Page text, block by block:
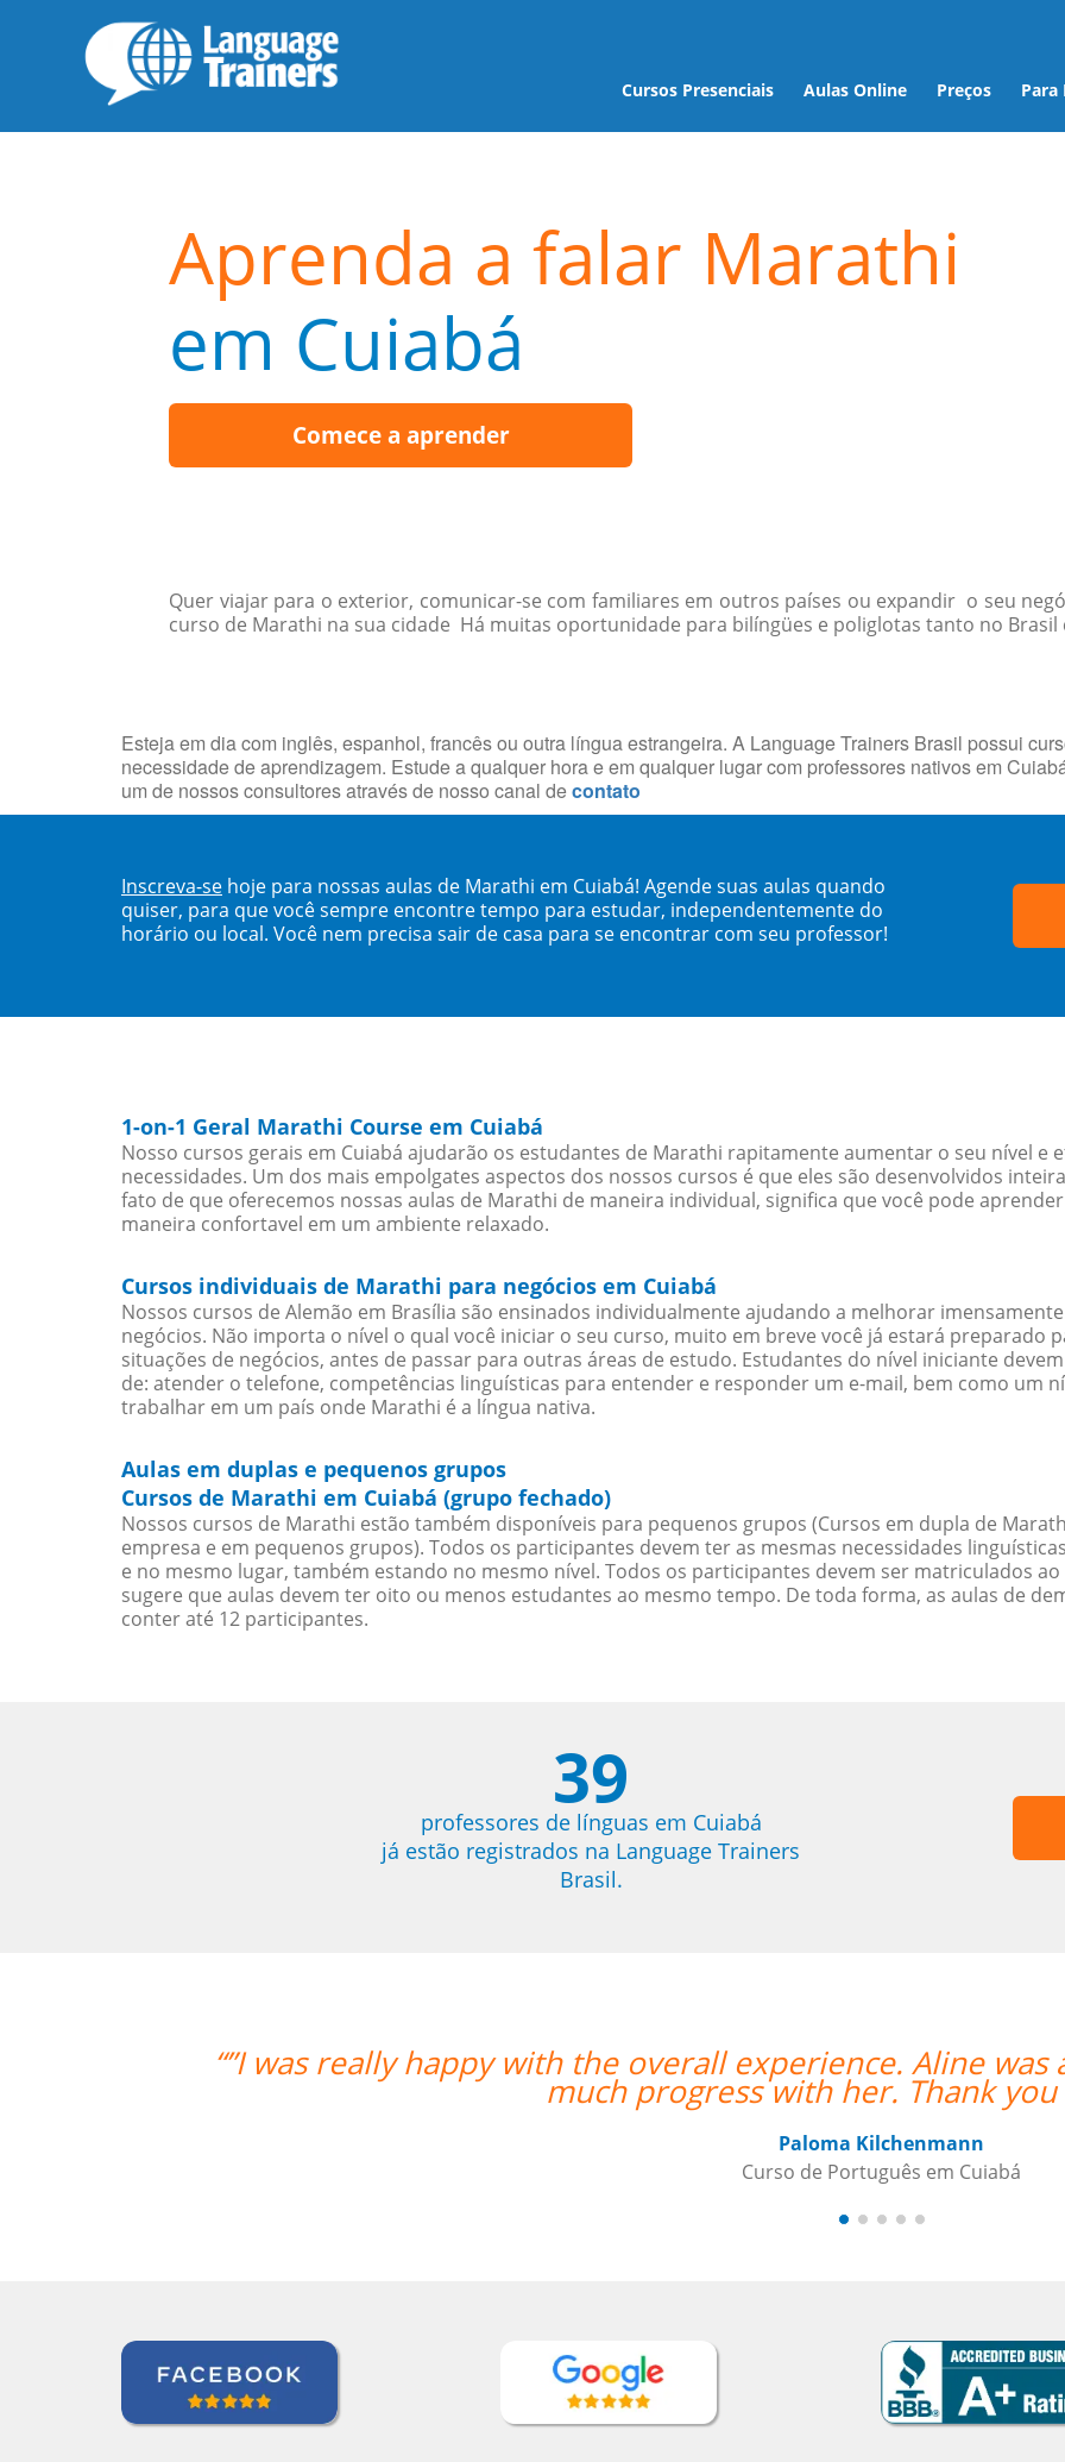
Cursos Presenciais Aulas Online Preços Para
Aprenda a falar Marathi
em Cuiabá
Comece a aprender
Quer viajar para o exterior, comunicar-se com familiares em outros países ou expandir o seu
curso de Marathi na sua cidade Há muitas oportunidade para bilíngües e poliglotas tanto no
Esteja em dia com inglês, espanhol, francês ou outra língua estrangeira. A Language Trainers Brasil possui
necessidade de aprendizagem. Estude a qualquer hora e em qualquer lugar com professores nativos em
um de nossos consultores através de nosso canal decontato
Inscreva-se hoje para nossas aulas de Marathi em Cuiabá! Agende suas aulas quando
quiser, para que você sempre encontre tempo para estudar, independentemente do
horário ou local. Você nem precisa sair de casa para se encontrar com seu professor!
1-on-1 Geral Marathi Course em Cuiabá
Nosso cursos gerais em Cuiabá ajudarão os estudantes de Marathi rapitamente aumentar o seu nível e
necessidades. Um dos mais empolgates aspectos dos nossos cursos é que eles são desenvolvidos
fato de que oferecemos nossas aulas de Marathi de maneira individual, significa que você pode
maneira confortavel em um ambiente relaxado.
Cursos individuais de Marathi para negócios em Cuiabá
Nossos cursos de Alemão em Brasília são ensinados individualmente ajudando a melhorar
negócios. Não importa o nível o qual você iniciar o seu curso, muito em breve você já estará preparado
situações de negócios, antes de passar para outras áreas de estudo. Estudantes do nível iniciante
de: atender o telefone, competências linguísticas para entender e responder um e-mail, bem como um
trabalhar em um país onde Marathi é a língua nativa.
Aulas em duplas e pequenos grupos
Cursos de Marathi em Cuiabá (grupo fechado)
Nossos cursos de Marathi estão também disponíveis para pequenos grupos (Cursos em dupla de
empresa e em pequenos grupos). Todos os participantes devem ter as mesmas necessidades
e no mesmo lugar, também estando no mesmo nível. Todos os participantes devem ser matriculados
sugere que aulas devem ter oito ou menos estudantes ao mesmo tempo. De toda forma, as aulas de
conter até 12 participantes.
39
professores de línguas em Cuiabá
já estão registrados na Language Trainers
Brasil.
experience. Aline was an amazing teacher and I made so
progress with her. Thank you so much!””